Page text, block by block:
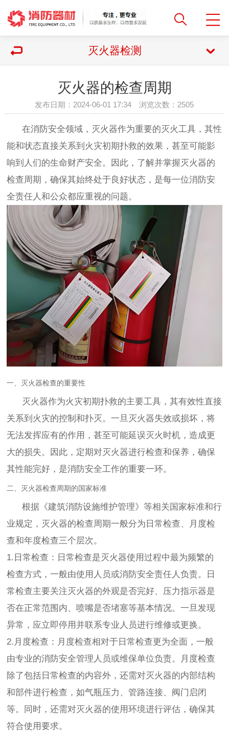
灭火器检测
灭火器的检查周期
发布日期：2024-06-01 17:34 浏览次数： 2505
在消防安全领域，灭火器作为重要的灭火工具，其性
能和状态直接关系到火灾初期扑救的效果，甚至可能影
响到人们的生命财产安全。因此，了解并掌握灭火器的
检查周期，确保其始终处于良好状态，是每一位消防安
全责任人和公众都应重视的问题。
一、灭火器检查的重要性
灭火器作为火灾初期扑救的主要工具，其有效性直接
关系到火灾的控制和扑灭。一旦灭火器失效或损坏，将
无法发挥应有的作用，甚至可能延误灭火时机，造成更
大的损失。因此，定期对灭火器进行检查和保养，确保
其性能完好，是消防安全工作的重要一环。
二、灭火器检查周期的国家标准
根据《建筑消防设施维护管理》等相关国家标准和行
业规定，灭火器的检查周期一般分为日常检查、月度检
查和年度检查三个层次。
1.日常检查：日常检查是灭火器使用过程中最为频繁的
检查方式，一般由使用人员或消防安全责任人负责。日
常检查主要关注灭火器的外观是否完好、压力指示器是
否在正常范围内、喷嘴是否堵塞等基本情况。一旦发现
异常，应立即停用并联系专业人员进行维修或更换。
2.月度检查：月度检查相对于日常检查更为全面，一般
由专业的消防安全管理人员或维保单位负责。月度检查
除了包括日常检查的内容外，还需对灭火器的内部结构
和部件进行检查，如气瓶压力、管路连接、阀门启闭
等。同时，还需对灭火器的使用环境进行评估，确保其
符合使用要求。